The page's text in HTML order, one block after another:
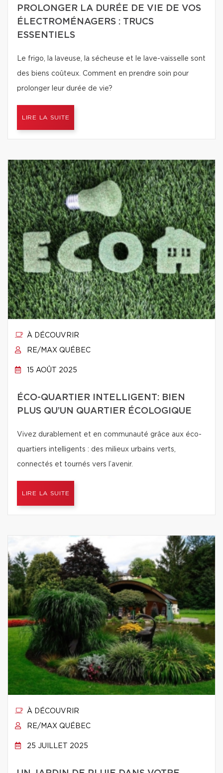
PROLONGER LA DURÉE DE VIE DE VOS
ÉLECTROMÉNAGERS : TRUCS
ESSENTIELS
Le frigo, la laveuse, la sécheuse et le lave-vaisselle sont
des biens coûteux. Comment en prendre soin pour
prolonger leur durée de vie?
LIRE LA SUITE
À DÉCOUVRIR
RE/MAX QUÉBEC
15 AOÛT 2025
ÉCO-QUARTIER INTELLIGENT: BIEN
PLUS QU’UN QUARTIER ÉCOLOGIQUE
Vivez durablement et en communauté grâce aux éco-
quartiers intelligents : des milieux urbains verts,
connectés et tournés vers l’avenir.
LIRE LA SUITE
À DÉCOUVRIR
RE/MAX QUÉBEC
25 JUILLET 2025